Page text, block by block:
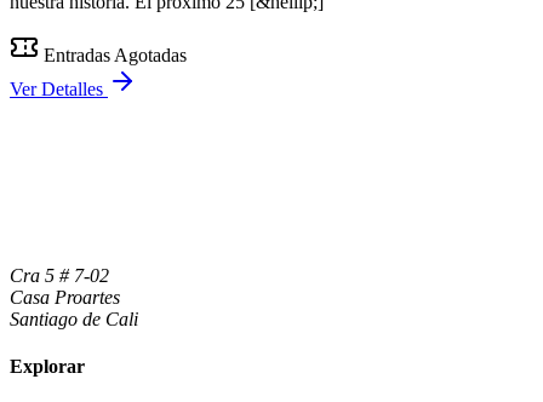
Entradas Agotadas
Ver Detalles
Cra 5 # 7-02
Casa Proartes
Santiago de Cali
Explorar